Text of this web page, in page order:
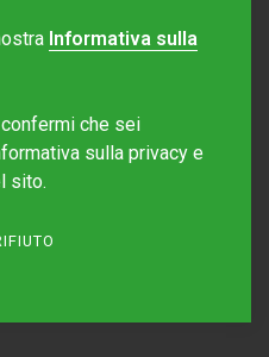
SA
Redesign
Informativa sulla
che sei
sulla privacy e
sito.